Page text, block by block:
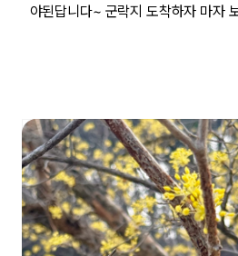
야된답니다~ 군락지 도착하자 마자